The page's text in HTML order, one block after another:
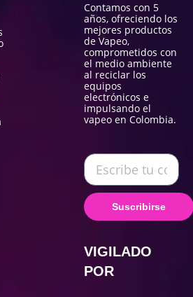
Contamos con 5
años, ofreciendo los
mejores productos
de Vapeo,
comprometidos con
el medio ambiente
al reciclar los
equipos
electrónicos e
impulsando el
vapeo en Colombia.
Suscribirse
VIGILADO
POR